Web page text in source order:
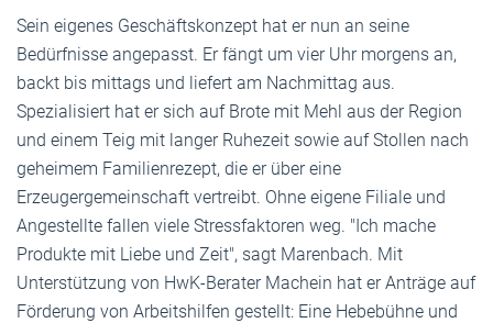
Sein eigenes Geschäftskonzept hat er nun an seine
Bedürfnisse angepasst. Er fängt um vier Uhr morgens an,
backt bis mittags und liefert am Nachmittag aus.
Spezialisiert hat er sich auf Brote mit Mehl aus der Region
und einem Teig mit langer Ruhezeit sowie auf Stollen nach
geheimem Familienrezept, die er über eine
Erzeugergemeinschaft vertreibt. Ohne eigene Filiale und
Angestellte fallen viele Stressfaktoren weg. "Ich mache
Produkte mit Liebe und Zeit", sagt Marenbach. Mit
Unterstützung von HwK-Berater Machein hat er Anträge auf
Förderung von Arbeitshilfen gestellt: Eine Hebebühne und